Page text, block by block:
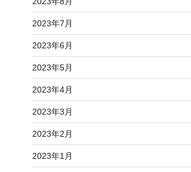
2023年7月
2023年6月
2023年5月
2023年4月
2023年3月
2023年2月
2023年1月